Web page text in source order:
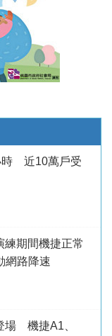
時 近10萬戶受
期間機捷正常
網路降速
場 機捷A1、